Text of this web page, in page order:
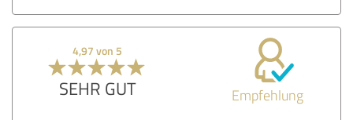
4,97 von 5
SEHR GUT Empfehlung